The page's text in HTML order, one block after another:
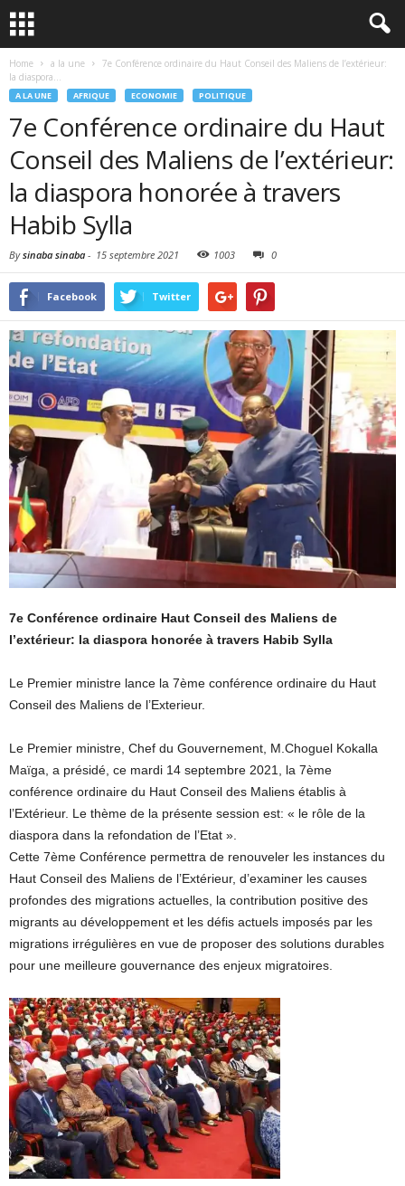
Home a la une
7e Conférence ordinaire du Haut Conseil des Maliens de l’extérieur:
la diaspora...
A LA UNE AFRIQUE ECONOMIE POLITIQUE
7e Conférence ordinaire du Haut
Conseil des Maliens de l’extérieur:
la diaspora honorée à travers
Habib Sylla
Bysinaba sinaba - 15 septembre 2021 1003 0
Facebook Twitter
7e Conférence ordinaire Haut Conseil des Maliens de
l’extérieur: la diaspora honorée à travers Habib Sylla
Le Premier ministre lance la 7ème conférence ordinaire du Haut
Conseil des Maliens de l’Exterieur.
Le Premier ministre, Chef du Gouvernement, M.Choguel Kokalla
Maïga, a présidé, ce mardi 14 septembre 2021, la 7ème
conférence ordinaire du Haut Conseil des Maliens établis à
l’Extérieur. Le thème de la présente session est: « le rôle de la
diaspora dans la refondation de l’Etat ».
Cette 7ème Conférence permettra de renouveler les instances du
Haut Conseil des Maliens de l’Extérieur, d’examiner les causes
profondes des migrations actuelles, la contribution positive des
migrants au développement et les défis actuels imposés par les
migrations irrégulières en vue de proposer des solutions durables
pour une meilleure gouvernance des enjeux migratoires.